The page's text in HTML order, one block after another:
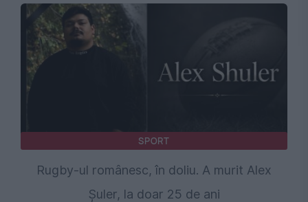
SPORT
Rugby-ul românesc, în doliu. A murit Alex
Șuler, la doar 25 de ani